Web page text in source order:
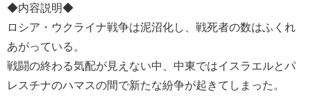
◆内容説明◆
ロシア・ウクライナ戦争は泥沼化し、戦死者の数はふくれ
あがっている。
戦闘の終わる気配が見えない中、中東ではイスラエルとパ
レスチナのハマスの間で新たな紛争が起きてしまった。